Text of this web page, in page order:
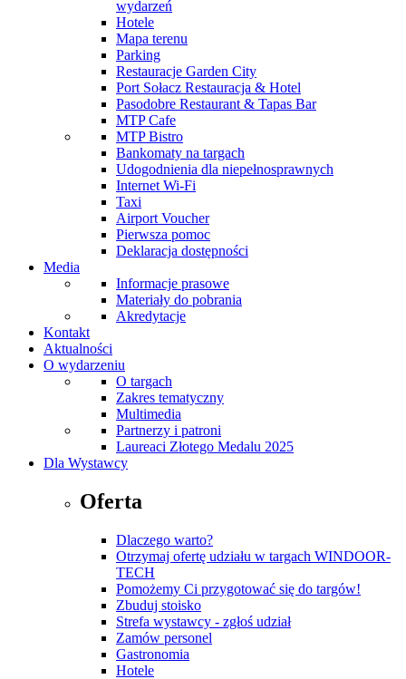
wydarzeń
Hotele
Mapa terenu
Parking
Restauracje Garden City
Port Sołacz Restauracja & Hotel
Pasodobre Restaurant & Tapas Bar
MTP Cafe
MTP Bistro
Bankomaty na targach
Udogodnienia dla niepełnosprawnych
Internet Wi-Fi
Taxi
Airport Voucher
Pierwsza pomoc
Deklaracja dostępności
Media
Informacje prasowe
Materiały do pobrania
Akredytacje
Kontakt
Aktualności
O wydarzeniu
O targach
Zakres tematyczny
Multimedia
Partnerzy i patroni
Laureaci Złotego Medalu 2025
Dla Wystawcy
Oferta
Dlaczego warto?
Otrzymaj ofertę udziału w targach WINDOOR-
TECH
Pomożemy Ci przygotować się do targów!
Zbuduj stoisko
Strefa wystawcy - zgłoś udział
Zamów personel
Gastronomia
Hotele